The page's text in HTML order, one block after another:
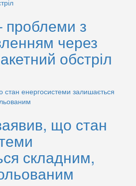
проблеми з
через
обстріл
що стан
складним,